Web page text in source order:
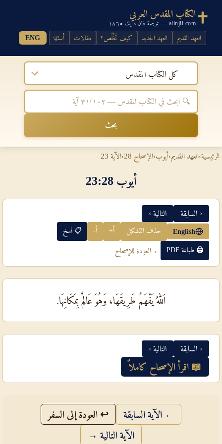
الكتاب المقدس العربي
alinjil.com — ترجمة فان دايك ١٨٦٥
العهد القديم العهد الجديد كيف تَخْلُص؟ مقالات أسئلة ENG
كل الكتاب المقدس
بحث
الرئيسية›العهد القديم›أيوب›الإصحاح 28 ›الآية 23
أيوب 28‏:‏23
‹ السابقة التالية ›
English حذف التشكيل أ+ أ- 📋 نسخ
🖨 طباعة PDF ← العودة للإصحاح
اَللهُ يَفْهَمُ طَرِيقَهَا، وَهُوَ عَالِمٌ بِمَكَانِهَا.
‹ السابقة التالية ›
📖 اقرأ الإصحاح كاملاً
← الآية السابقة
↩ العودة إلى السفر
الآية التالية →